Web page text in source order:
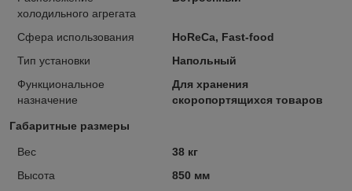
холодильного агрегата
Сфера использования
HoReCa, Fast-food
Тип установки
Напольный
Функциональное
назначение
Для хранения
скоропортящихся товаров
Габаритные размеры
Вес
38 кг
Высота
850 мм